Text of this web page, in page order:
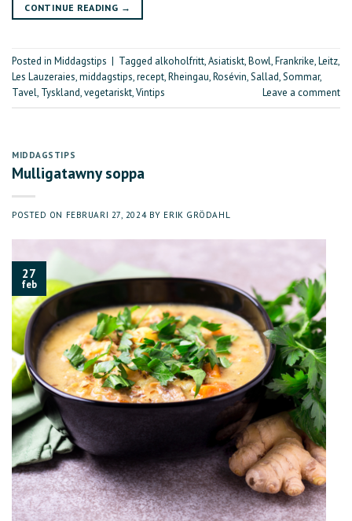
CONTINUE READING →
Posted in Middagstips | Tagged alkoholfritt,Asiatiskt,Bowl,Frankrike,Leitz,
Les Lauzeraies,middagstips,recept,Rheingau,Rosévin,Sallad,Sommar,
Tavel, Tyskland,vegetariskt,Vintips Leave a comment
MIDDAGSTIPS
Mulligatawny soppa
POSTED ON FEBRUARI 27, 2024BY ERIK GRÖDAHL
27
feb